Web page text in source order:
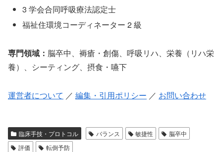
3 学会合同呼吸療法認定士
福祉住環境コーディネーター 2 級
専門領域： 脳卒中、褥瘡・創傷、呼吸リハ、栄養（リハ栄
養）、シーティング、摂食・嚥下
運営者について ／ 編集・引用ポリシー ／ お問い合わせ
臨床手技・プロトコル バランス 敏捷性
脳卒中
評価
転倒予防